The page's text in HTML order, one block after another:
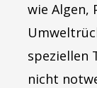
wie Algen,
speziellen
nicht